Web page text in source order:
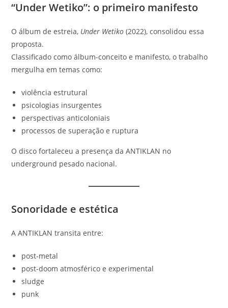
“Under Wetiko”: o primeiro manifesto
O álbum de estreia, Under Wetiko (2022), consolidou essa
proposta.
Classificado como álbum-conceito e manifesto, o trabalho
mergulha em temas como:
violência estrutural
psicologias insurgentes
perspectivas anticoloniais
processos de superação e ruptura
O disco fortaleceu a presença da ANTIKLAN no
underground pesado nacional.
Sonoridade e estética
A ANTIKLAN transita entre:
post-metal
post-doom atmosférico e experimental
sludge
punk